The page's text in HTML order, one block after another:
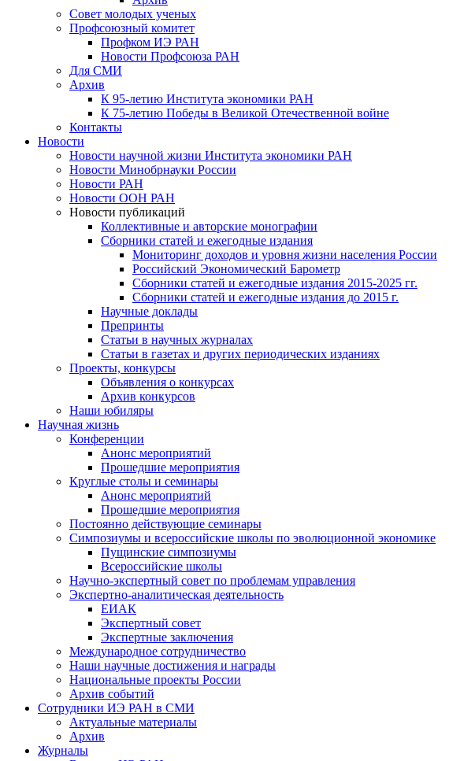
Совет молодых ученых
Профсоюзный комитет
Профком ИЭ РАН
Новости Профсоюза РАН
Для СМИ
Архив
К 95-летию Института экономики РАН
К 75-летию Победы в Великой Отечественной войне
Контакты
Новости
Новости научной жизни Института экономики РАН
Новости Минобрнауки России
Новости РАН
Новости ООН РАН
Новости публикаций
Коллективные и авторские монографии
Сборники статей и ежегодные издания
Мониторинг доходов и уровня жизни населения России
Российский Экономический Барометр
Сборники статей и ежегодные издания 2015-2025 гг.
Сборники статей и ежегодные издания до 2015 г.
Научные доклады
Препринты
Статьи в научных журналах
Статьи в газетах и других периодических изданиях
Проекты, конкурсы
Объявления о конкурсах
Архив конкурсов
Наши юбиляры
Научная жизнь
Конференции
Анонс мероприятий
Прошедшие мероприятия
Круглые столы и семинары
Анонс мероприятий
Прошедшие мероприятия
Постоянно действующие семинары
Симпозиумы и всероссийские школы по эволюционной экономике
Пущинские симпозиумы
Всероссийские школы
Научно-экспертный совет по проблемам управления
Экспертно-аналитическая деятельность
ЕИАК
Экспертный совет
Экспертные заключения
Международное сотрудничество
Наши научные достижения и награды
Национальные проекты России
Архив событий
Сотрудники ИЭ РАН в СМИ
Актуальные материалы
Архив
Журналы